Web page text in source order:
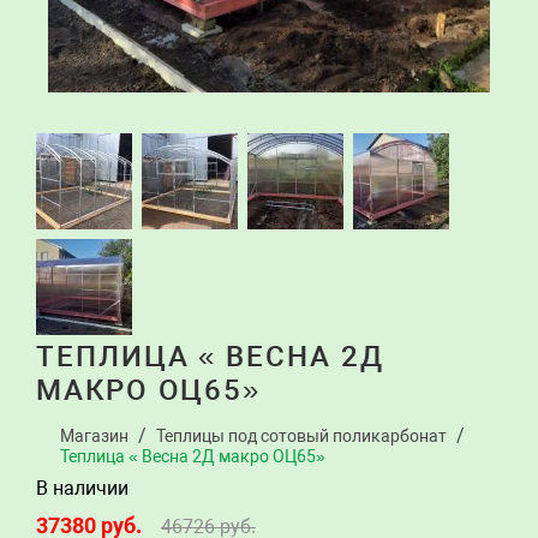
ТЕПЛИЦА « ВЕСНА 2Д
МАКРО ОЦ65»
Магазин
Теплицы под сотовый поликарбонат
Теплица « Весна 2Д макро ОЦ65»
В наличии
37380 руб. 46726руб.